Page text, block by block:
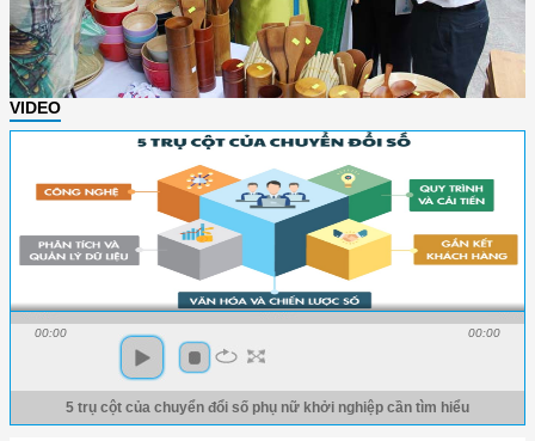
VIDEO
00:00 00:00
5 trụ cột của chuyển đổi số phụ nữ khởi nghiệp cần tìm hiểu